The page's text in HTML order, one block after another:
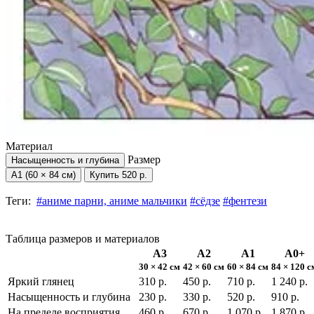
Материал
Насыщенность и глубина Размер
А1 (60 × 84 см) Купить 520 р.
Теги: #аниме парни, аниме мальчики #сёдзе #фентези
Таблица размеров и материалов
А3
30 × 42 см
А2
42 × 60 см
А1
60 × 84 см
А0+
84 × 120
Яркий глянец 310 р. 450 р. 710 р.
1 240 р.
Насыщенность и глубина
230 р. 330 р. 520 р.
910 р.